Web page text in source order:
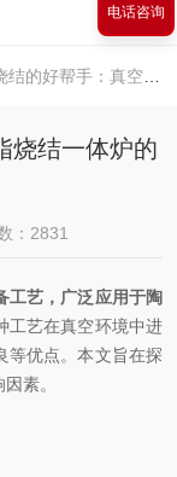
脱脂烧结一体炉的烧结效果及其影响因素研究
烧结一体炉的
：2831
工艺，广泛应用于陶
工艺在真空环境中进
等优点。本文旨在探
素。
电话咨询